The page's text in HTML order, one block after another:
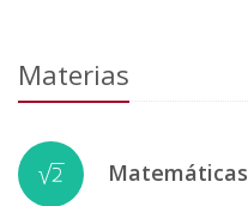
Materias
Matemáticas